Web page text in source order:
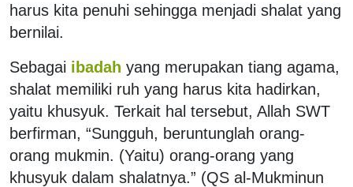
harus kita penuhi sehingga menjadi shalat yang
bernilai.
Sebagai ibadah yang merupakan tiang agama,
shalat memiliki ruh yang harus kita hadirkan,
yaitu khusyuk. Terkait hal tersebut, Allah SWT
berfirman, “Sungguh, beruntunglah orang-
orang mukmin. (Yaitu) orang-orang yang
khusyuk dalam shalatnya.” (QS al-Mukminun